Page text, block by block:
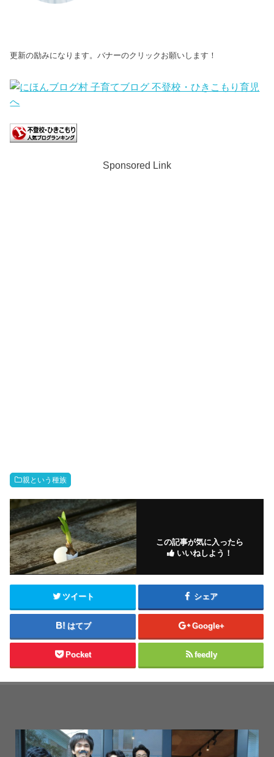
更新の励みになります。バナーのクリックお願いします！
Sponsored Link
親という種族
この記事が気に入ったら
いいねしよう！
ツイート シェア
はてブ Google+
Pocket feedly